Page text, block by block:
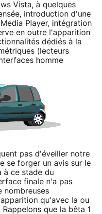
Vista, à quelques
introduction d'une
Player, intégration
en outre l'apparition
dédiés à la
(lecteurs
homme
pas d'éveiller notre
se forger un avis sur le
à ce stade du
finale n'a pas
nombreuses
qu'avec la ou
que la bêta 1